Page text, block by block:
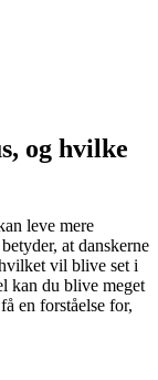
og hvilke
leve mere
at danskerne
vil blive set i
kan du blive meget
en forståelse for,